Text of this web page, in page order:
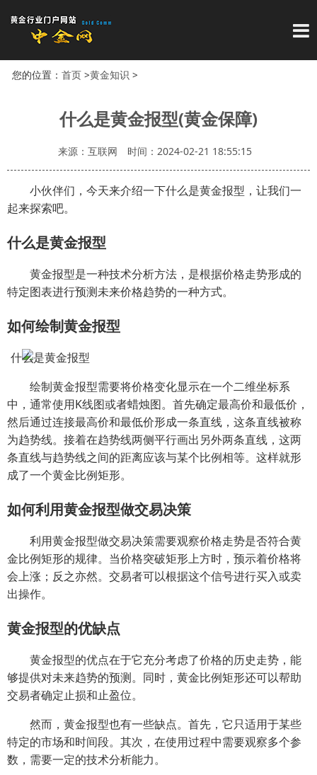
导
您的位置： 首页>黄金知识 >
什么是黄金报型(黄金保障)
来源：互联网 时间：2024-02-21 18:55:15
小伙伴们，今天来介绍一下什么是黄金报型，让我们一
起来探索吧。
什么是黄金报型
黄金报型是一种技术分析方法，是根据价格走势形成的
特定图表进行预测未来价格趋势的一种方式。
如何绘制黄金报型
绘制黄金报型需要将价格变化显示在一个二维坐标系
中，通常使用K线图或者蜡烛图。首先确定最高价和最低价，
然后通过连接最高价和最低价形成一条直线，这条直线被称
为趋势线。接着在趋势线两侧平行画出另外两条直线，这两
条直线与趋势线之间的距离应该与某个比例相等。这样就形
成了一个黄金比例矩形。
如何利用黄金报型做交易决策
利用黄金报型做交易决策需要观察价格走势是否符合黄
金比例矩形的规律。当价格突破矩形上方时，预示着价格将
会上涨；反之亦然。交易者可以根据这个信号进行买入或卖
出操作。
黄金报型的优缺点
黄金报型的优点在于它充分考虑了价格的历史走势，能
够提供对未来趋势的预测。同时，黄金比例矩形还可以帮助
交易者确定止损和止盈位。
然而，黄金报型也有一些缺点。首先，它只适用于某些
特定的市场和时间段。其次，在使用过程中需要观察多个参
数，需要一定的技术分析能力。